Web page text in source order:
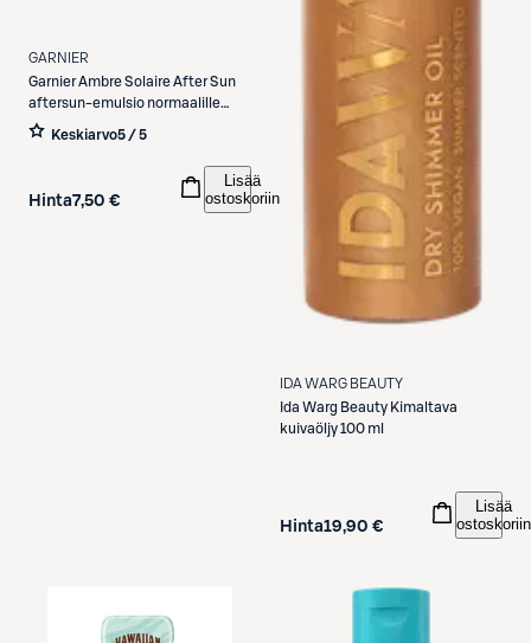
GARNIER
GarnierAmbre Solaire After Sun
aftersun-emulsio normaalille
iholle 175 ml
Keskiarvo5 / 5
Hinta7,50 €
Lisää
ostoskoriin
IDA WARG BEAUTY
Ida Warg Beauty Kimaltava
kuivaöljy 100 ml
Hinta19,90 €
Lisää
ostoskoriin